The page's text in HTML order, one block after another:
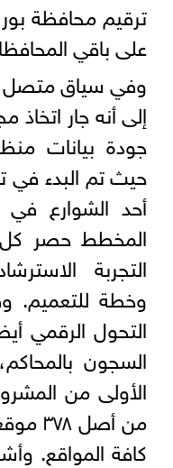
ترقيم محافظة
على باقي
وفي سياق متصل،
إلى أنه جار
جودة بيانات
حيث تم البدء في
أحد الشوارع
المخطط حصر كل
التجربة
وخطة للتعميم.
التحول الرقمي
السجون
من
كافة المواقع.